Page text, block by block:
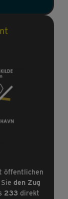
öffentlichen
den Zug
233 direkt